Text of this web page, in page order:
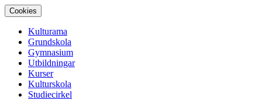
Cookies
Kulturama
Grundskola
Gymnasium
Utbildningar
Kurser
Kulturskola
Studiecirkel